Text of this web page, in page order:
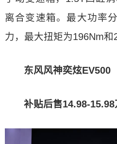
离合变速箱。最大功率
力，最大扭矩为196Nm和
东风风神奕炫EV500
补贴后售14.98-15.98